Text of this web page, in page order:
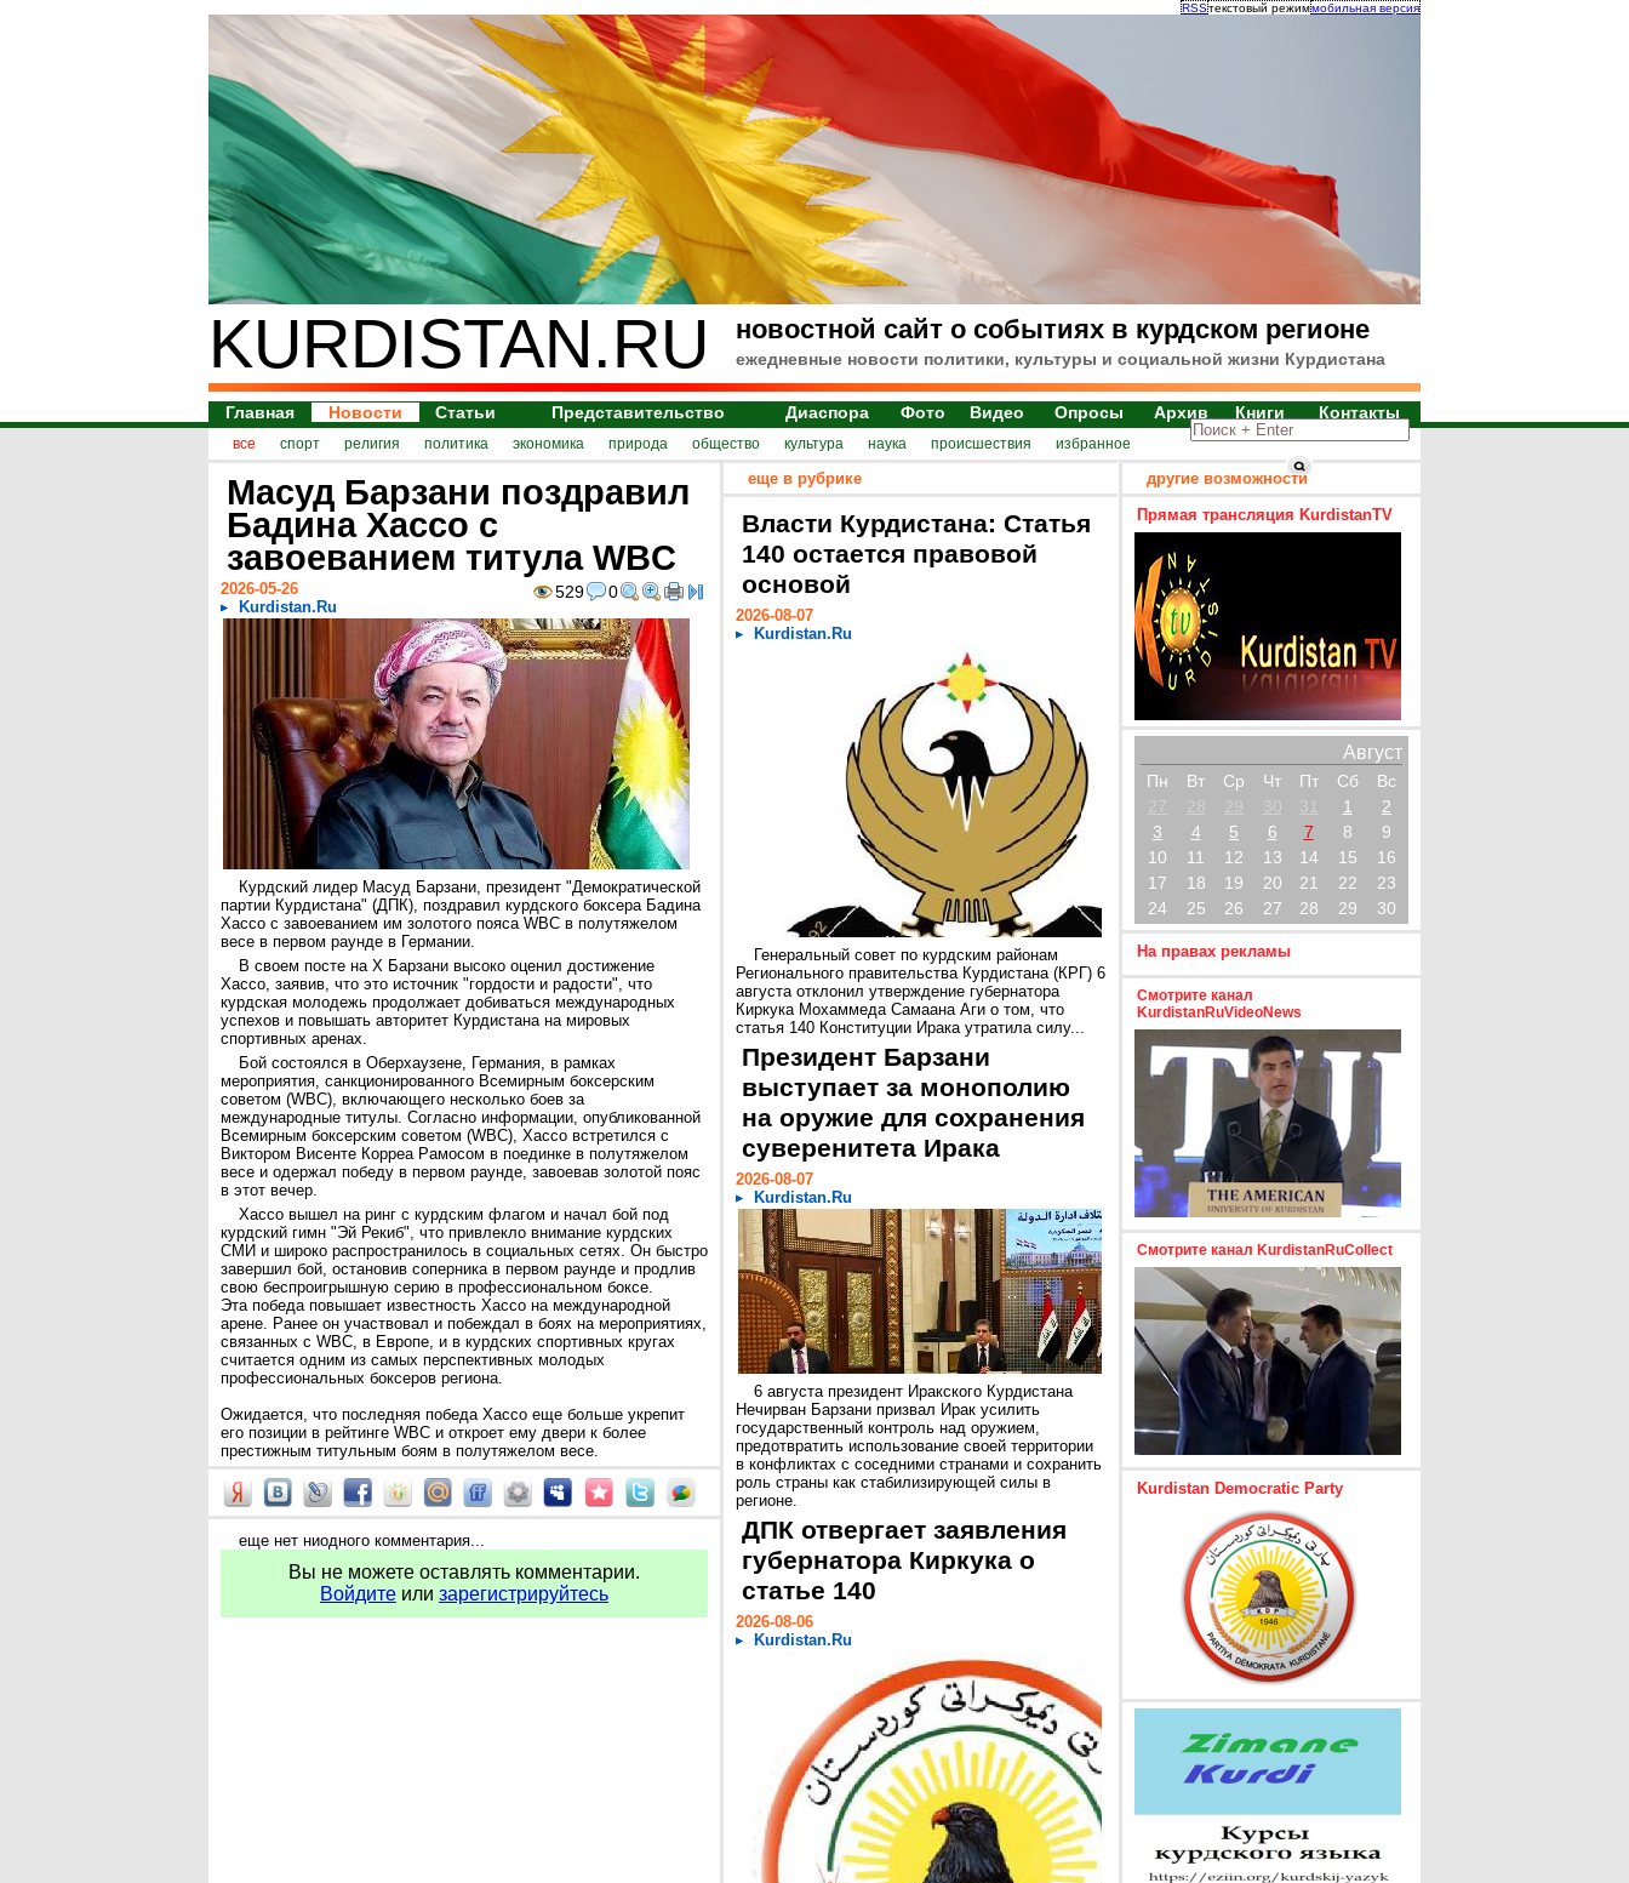
RSSтекстовый режиммобильная версия
KURDISTAN.RU новостной сайт о событиях в курдском регионе
ежедневные новости политики, культуры и социальной жизни Курдистана
Главная Новости Статьи Представительство Диаспора Фото Видео Опросы Архив Книги Контакты
все спорт религия политика экономика природа общество культура наука происшествия избранное
Масуд Барзани поздравил
Бадина Хассо с
завоеванием титула WBC
529 0
2026-05-26
Kurdistan.Ru
Курдский лидер Масуд Барзани, президент "Демократической
партии Курдистана" (ДПК), поздравил курдского боксера Бадина
Хассо с завоеванием им золотого пояса WBC в полутяжелом
весе в первом раунде в Германии.
В своем посте на X Барзани высоко оценил достижение
Хассо, заявив, что это источник "гордости и радости", что
курдская молодежь продолжает добиваться международных
успехов и повышать авторитет Курдистана на мировых
спортивных аренах.
Бой состоялся в Оберхаузене, Германия, в рамках
мероприятия, санкционированного Всемирным боксерским
советом (WBC), включающего несколько боев за
международные титулы. Согласно информации, опубликованной
Всемирным боксерским советом (WBC), Хассо встретился с
Виктором Висенте Корреа Рамосом в поединке в полутяжелом
весе и одержал победу в первом раунде, завоевав золотой пояс
в этот вечер.
Хассо вышел на ринг с курдским флагом и начал бой под
курдский гимн "Эй Рекиб", что привлекло внимание курдских
СМИ и широко распространилось в социальных сетях. Он быстро
завершил бой, остановив соперника в первом раунде и продлив
свою беспроигрышную серию в профессиональном боксе.
Эта победа повышает известность Хассо на международной
арене. Ранее он участвовал и побеждал в боях на мероприятиях,
связанных с WBC, в Европе, и в курдских спортивных кругах
считается одним из самых перспективных молодых
профессиональных боксеров региона.
Ожидается, что последняя победа Хассо еще больше укрепит
его позиции в рейтинге WBC и откроет ему двери к более
престижным титульным боям в полутяжелом весе.
еще нет ниодного комментария...
Вы не можете оставлять комментарии.
Войдите или зарегистрируйтесь
еще в рубрике
Власти Курдистана: Статья
140 остается правовой
основой
2026-08-07
Kurdistan.Ru
Генеральный совет по курдским районам
Регионального правительства Курдистана (КРГ) 6
августа отклонил утверждение губернатора
Киркука Мохаммеда Самаана Аги о том, что
статья 140 Конституции Ирака утратила силу...
Президент Барзани
выступает за монополию
на оружие для сохранения
суверенитета Ирака
2026-08-07
Kurdistan.Ru
6 августа президент Иракского Курдистана
Нечирван Барзани призвал Ирак усилить
государственный контроль над оружием,
предотвратить использование своей территории
в конфликтах с соседними странами и сохранить
роль страны как стабилизирующей силы в
регионе.
ДПК отвергает заявления
губернатора Киркука о
статье 140
2026-08-06
Kurdistan.Ru
другие возможности
Прямая трансляция KurdistanTV
Август
Пн Вт Ср Чт Пт Сб
Вс
27
28 29 30 31 1
2
3
4 5 6 7 8
9
10
11 12 13 14 15
16
17
18 19 20 21 22
23
24
25 26 27 28 29 30
На правах рекламы
Смотрите канал
KurdistanRuVideoNews
Смотрите канал KurdistanRuCollect
Kurdistan Democratic Party